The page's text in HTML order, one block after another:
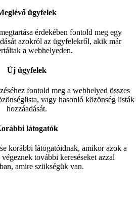
ügyfelek
érdekében fontold meg egy
azokról az ügyfelekről, akik már
a webhelyeden.
Új ügyfelek
fontold meg a webhelyed összes
vagy hasonló közönség listák
hozzáadását.
látogatók
korábbi látogatóidnak, amikor azok a
további kereséseket azzal
amire szükségük van.